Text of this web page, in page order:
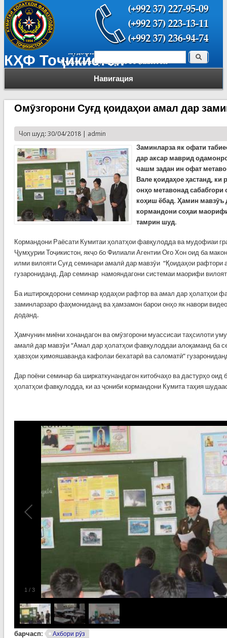
КҲФ Тоҷикистон
Навигация
Форма поиска Поиск
Омӯзгорони Суғд қоидаҳои амал дар
Чоп шуд: 30/04/2018 | admin
Заминларза як офати
дар аксар маврид
чашм задан ин офат
Вале қоидаҳое ҳастанд, ки
онҳо метавонад сабабгори
коҳиш ёбад. Ҳамин мавзӯъ
кормандони соҳаи
тамрин шуд.
Кормандони Раёсати Кумитаи ҳолатҳои фавқулодда ва мудофиаи
Ҷумҳурии Тоҷикистон, якҷо бо Филиали Агентии Оғо Хон оид ба
илми вилояти Суғд семинари амалӣ дар мавзӯи “Қоидаҳои рафтори
гузарониданд. Дар семинар намояндагони системаи маорифи
Ба иштирокдорони семинар қодаҳои рафтор ва амал дар ҳолатҳои
заминларзаро фаҳмониданд ва ҳамзамон барои онҳо як навори
доданд.
Ҳамчунин миёни хонандагон ва омӯзгорони муассисаи таҳсилоти
амалӣ дар мавзӯи “Амал дар ҳолатҳои фавқулоддаи алоқаманд ба
ҳавзҳои ҳимояшаванда кафолаи бехатарӣ ва саломатӣ”
Дар поёни семинар ба ширкаткунандагон китобчаҳо ва дастурҳо оид
ҳолатҳои фавқулодда, ки аз ҷониби кормандони Кумита таҳия
1 / 3
барчасп: Ахбори рӯз